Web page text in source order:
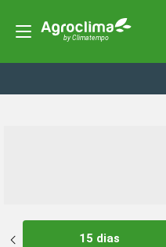
15 dias